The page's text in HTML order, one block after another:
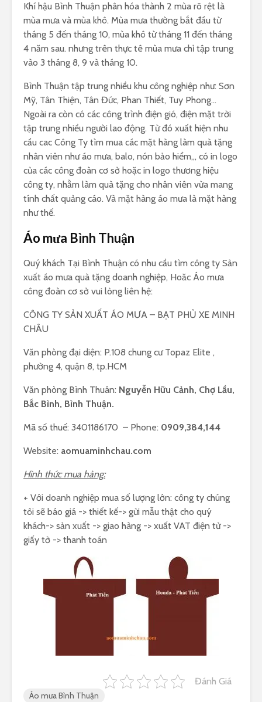
Khí hậu Bình Thuận phân hóa thành 2 mùa rõ rệt là
mùa mưa và mùa khô. Mùa mưa thường bắt đầu từ
tháng 5 đến tháng 10, mùa khô từ tháng 11 đến tháng
4 năm sau. nhưng trên thực tê mùa mưa chỉ tập trung
vào 3 tháng 8, 9 và tháng 10.
Bình Thuận tập trung nhiều khu công nghiệp như: Sơn
Mỹ, Tân Thiện, Tân Đức, Phan Thiết, Tuy Phong…
Ngoài ra còn có các công trình điện gió, điện mặt trời
tập trung nhiều người lao động. Từ đó xuất hiện nhu
cầu cac Công Ty tìm mua các mặt hàng làm quà tặng
nhân viên như áo mưa, balo, nón bảo hiểm,,, có in logo
của các công đoàn cơ sở hoặc in logo thương hiệu
công ty, nhằm làm quà tặng cho nhân viên vừa mang
tính chất quảng cáo. Và mặt hàng áo mưa là mặt hàng
như thế.
Áo mưa Bình Thuận
Quý khách Tại Bình Thuận có nhu cầu tìm công ty Sản
xuất áo mưa quà tặng doanh nghiệp, Hoăc Áo mưa
công đoàn cơ sở vui lòng liên hệ:
CÔNG TY SẢN XUẤT ÁO MƯA – BẠT PHỦ XE MINH
CHÂU
Văn phòng đại diện: P.108 chung cư Topaz Elite ,
phường 4, quận 8, tp.HCM
Văn phòng Bình Thuân: Nguyễn Hữu Cảnh, Chợ Lầu,
Bắc Bình, Bình Thuận.
Mã số thuế: 3401186170 – Phone: 0909,384,144
Website: aomuaminhchau.com
Hình thức mua hàng:
+ Với doanh nghiệp mua số lượng lớn: công ty chúng
tôi sẽ báo giá -> thiết kế-> gửi mẫu thật cho quý
khách-> sản xuất -> giao hàng -> xuất VAT điện tử ->
giấy tờ -> thanh toán
Đánh Giá
Áo mưa Bình Thuận